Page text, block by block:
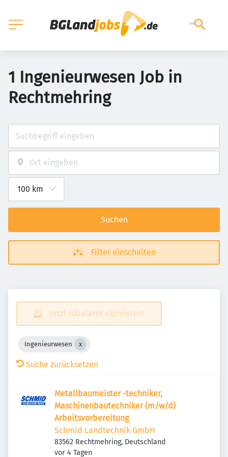
1 Ingenieurwesen Job in
Rechtmehring
Suchen
Filter einschalten
Jetzt Jobalarm aktivieren!
Ingenieurwesen
Suche zurücksetzen
Metallbaumeister -techniker,
Maschinenbautechniker (m/w/d)
Arbeitsvorbereitung
Schmid Landtechnik GmbH
83562 Rechtmehring, Deutschland
Veröffentlicht
vor 4 Tagen